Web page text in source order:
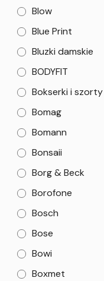
Blow
Blue Print
Bluzki damskie
BODYFIT
Bokserki i szorty
Bomag
Bomann
Bonsaii
Borg & Beck
Borofone
Bosch
Bose
Bowi
Boxmet